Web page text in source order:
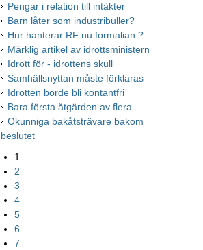
Pengar i relation till intäkter
Barn låter som industribuller?
Hur hanterar RF nu formalian ?
Märklig artikel av idrottsministern
Idrott för - idrottens skull
Samhällsnyttan måste förklaras
Idrotten borde bli kontantfri
Bara första åtgärden av flera
Okunniga bakåtsträvare bakom
beslutet
1
2
3
4
5
6
7